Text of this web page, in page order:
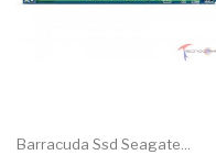
Barracuda Ssd Seagate...